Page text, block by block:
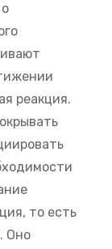
реакция.
то есть
Оно